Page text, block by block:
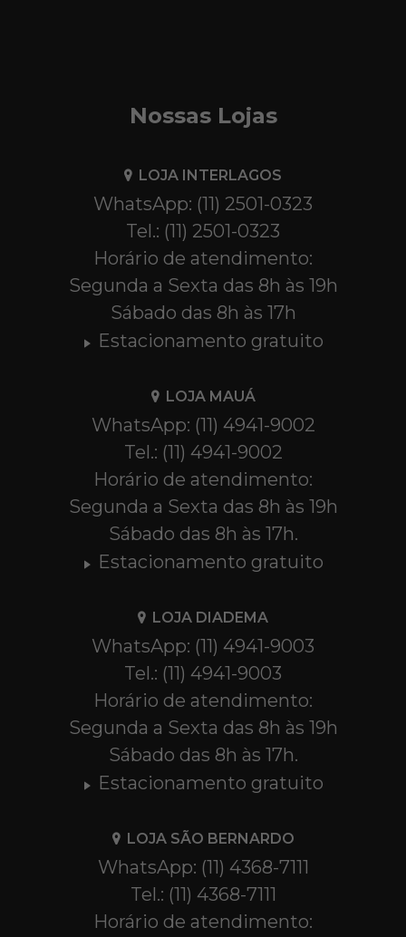
Nossas Lojas
LOJA INTERLAGOS
WhatsApp: (11) 2501-0323
Tel.: (11) 2501-0323
Horário de atendimento:
Segunda a Sexta das 8h às 19h
Sábado das 8h às 17h
Estacionamento gratuito
LOJA MAUÁ
WhatsApp: (11) 4941-9002
Tel.: (11) 4941-9002
Horário de atendimento:
Segunda a Sexta das 8h às 19h
Sábado das 8h às 17h.
Estacionamento gratuito
LOJA DIADEMA
WhatsApp: (11) 4941-9003
Tel.: (11) 4941-9003
Horário de atendimento:
Segunda a Sexta das 8h às 19h
Sábado das 8h às 17h.
Estacionamento gratuito
LOJA SÃO BERNARDO
WhatsApp: (11) 4368-7111
Tel.: (11) 4368-7111
Horário de atendimento: